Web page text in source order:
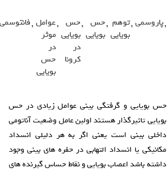
,پاروسمی ,توهم
بویایی
,حس
بویایی
,حس
بویایی
در
کرونا
,عوامل
موثر
در
حس
بویایی
,فانتوسمی
حس بویایی و گرفتگی بینی عوامل زیادی در حس
بویایی تاثیرگذار هستند اولین عامل وضعیت آناتومی
داخلی بینی است یعنی اگر به هر دلیلی انسداد
مکانیکی یا انسداد التهابی در حفره های بینی وجود
داشته باشد اعصاب بویایی و نقاط حساس گیرنده های